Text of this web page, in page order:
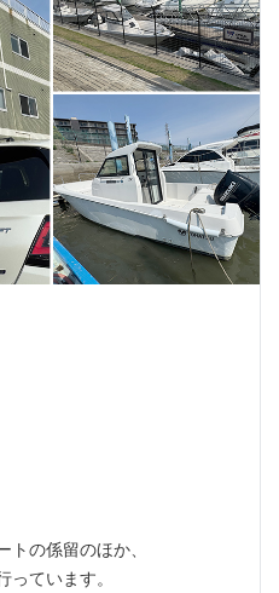
トの係留のほか、
っています。